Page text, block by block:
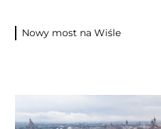
Nowy most na Wiśle